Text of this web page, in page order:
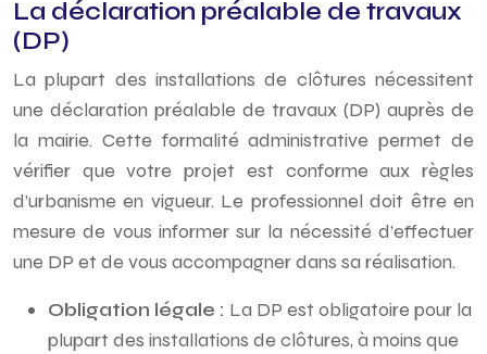
La déclaration préalable de travaux
(DP)
La plupart des installations de clôtures nécessitent
une déclaration préalable de travaux (DP) auprès de
la mairie. Cette formalité administrative permet de
vérifier que votre projet est conforme aux règles
d’urbanisme en vigueur. Le professionnel doit être en
mesure de vous informer sur la nécessité d’effectuer
une DP et de vous accompagner dans sa réalisation.
Obligation légale : La DP est obligatoire pour la
plupart des installations de clôtures, à moins que